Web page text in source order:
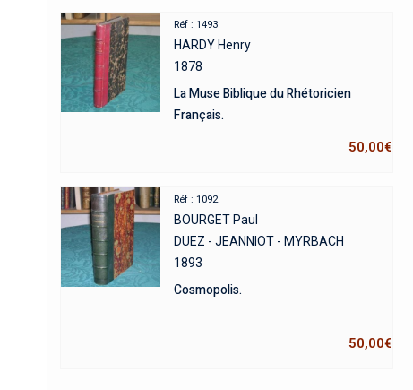
Réf : 1493
HARDY Henry
1878
La Muse Biblique du Rhétoricien
Français.
50,00€
Réf : 1092
BOURGET Paul
DUEZ - JEANNIOT - MYRBACH
1893
Cosmopolis.
50,00€